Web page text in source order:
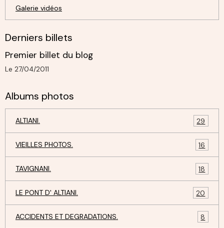
Galerie vidéos
Derniers billets
Premier billet du blog
Le 27/04/2011
Albums photos
ALTIANI. 29
VIEILLES PHOTOS. 16
TAVIGNANI. 18
LE PONT D' ALTIANI. 20
ACCIDENTS ET DEGRADATIONS. 8